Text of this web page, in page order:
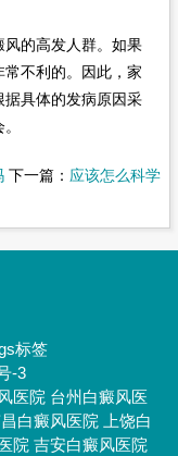
的高发人群。如果
不利的。因此，家
具体的发病原因采
下一篇： 应该怎么科学
标签
-3
医院 台州白癜风医
白癜风医院
上饶白
院 吉安白癜风医院